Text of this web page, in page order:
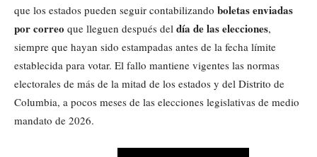
que los estados pueden seguir contabilizando boletas enviadas
por correo que lleguen después del día de las elecciones,
siempre que hayan sido estampadas antes de la fecha límite
establecida para votar. El fallo mantiene vigentes las normas
electorales de más de la mitad de los estados y del Distrito de
Columbia, a pocos meses de las elecciones legislativas de medio
mandato de 2026.